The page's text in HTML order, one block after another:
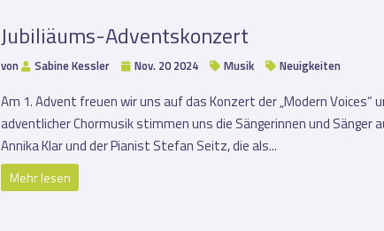
Jubiliäums-Adventskonzert
von Sabine Kessler Nov. 20 2024 Musik Neuigkeiten
Am 1. Advent freuen wir uns auf das Konzert der „Modern Voices“
adventlicher Chormusik stimmen uns die Sängerinnen und Sänger
Annika Klar und der Pianist Stefan Seitz, die als...
Mehr lesen